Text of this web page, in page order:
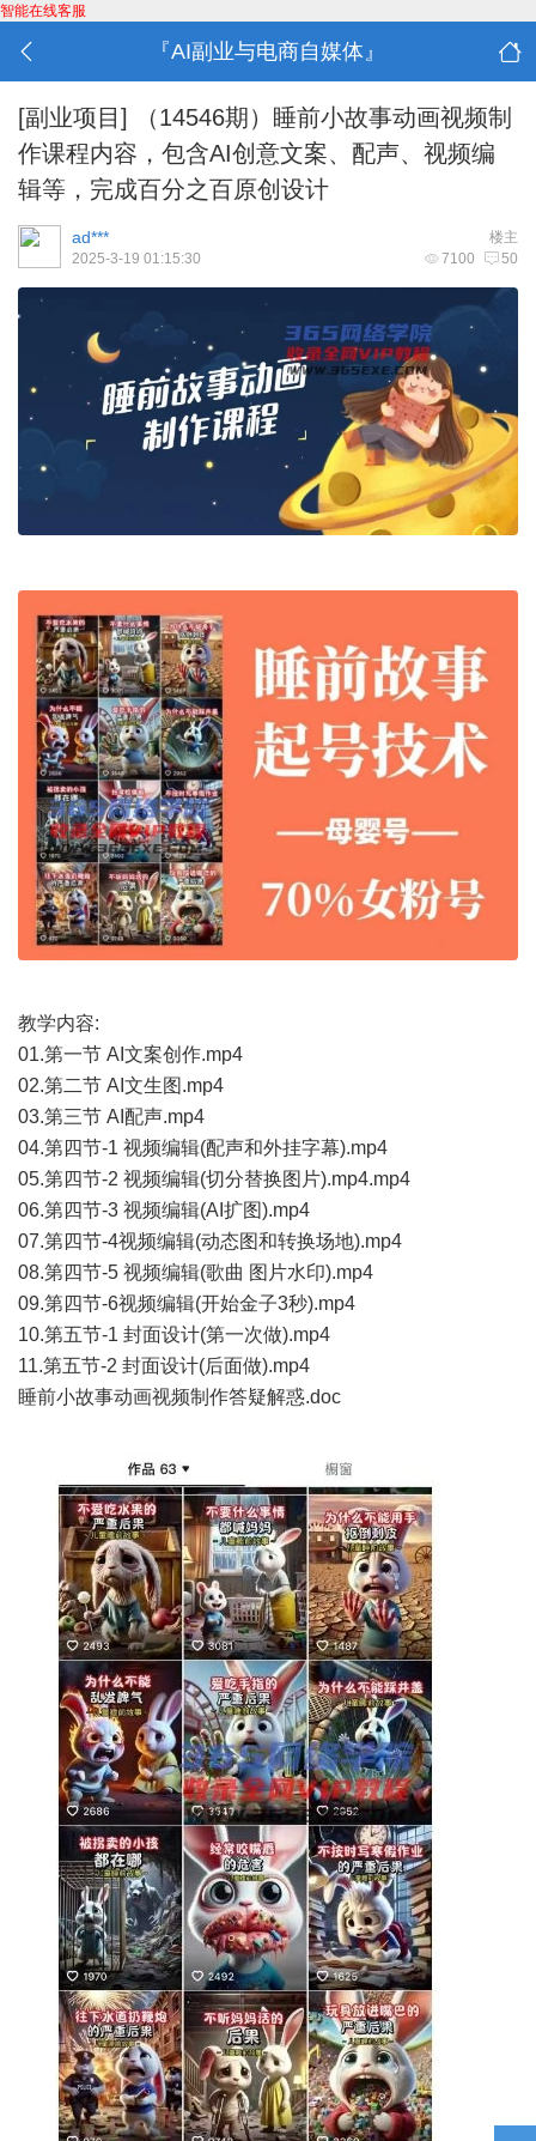
智能在线客服
『AI副业与电商自媒体』
[副业项目]
（14546期）睡前小故事动画视频制
作课程内容，包含AI创意文案、配声、视频编
辑等，完成百分之百原创设计
楼主
ad***
7100 50
2025-3-19 01:15:30
教学内容:
01.第一节 AI文案创作.mp4
02.第二节 AI文生图.mp4
03.第三节 AI配声.mp4
04.第四节-1 视频编辑(配声和外挂字幕).mp4
05.第四节-2 视频编辑(切分替换图片).mp4.mp4
06.第四节-3 视频编辑(AI扩图).mp4
07.第四节-4视频编辑(动态图和转换场地).mp4
08.第四节-5 视频编辑(歌曲 图片水印).mp4
09.第四节-6视频编辑(开始金子3秒).mp4
10.第五节-1 封面设计(第一次做).mp4
11.第五节-2 封面设计(后面做).mp4
睡前小故事动画视频制作答疑解惑.doc